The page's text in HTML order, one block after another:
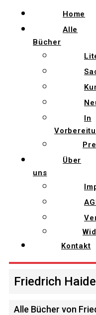
Home
Alle
Bücher
In
Über
uns
Kontakt
Friedrich
Alle Bücher von